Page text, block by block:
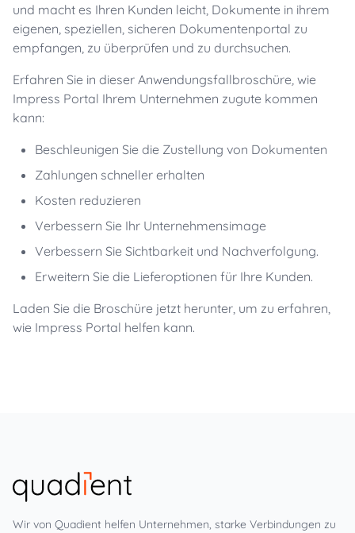
und macht es Ihren Kunden leicht, Dokumente in ihrem
eigenen, speziellen, sicheren Dokumentenportal zu
empfangen, zu überprüfen und zu durchsuchen.
Erfahren Sie in dieser Anwendungsfallbroschüre, wie
Impress Portal Ihrem Unternehmen zugute kommen
kann:
Beschleunigen Sie die Zustellung von Dokumenten
Zahlungen schneller erhalten
Kosten reduzieren
Verbessern Sie Ihr Unternehmensimage
Verbessern Sie Sichtbarkeit und Nachverfolgung.
Erweitern Sie die Lieferoptionen für Ihre Kunden.
Laden Sie die Broschüre jetzt herunter, um zu erfahren,
wie Impress Portal helfen kann.
Wir von Quadient helfen Unternehmen, starke Verbindungen zu